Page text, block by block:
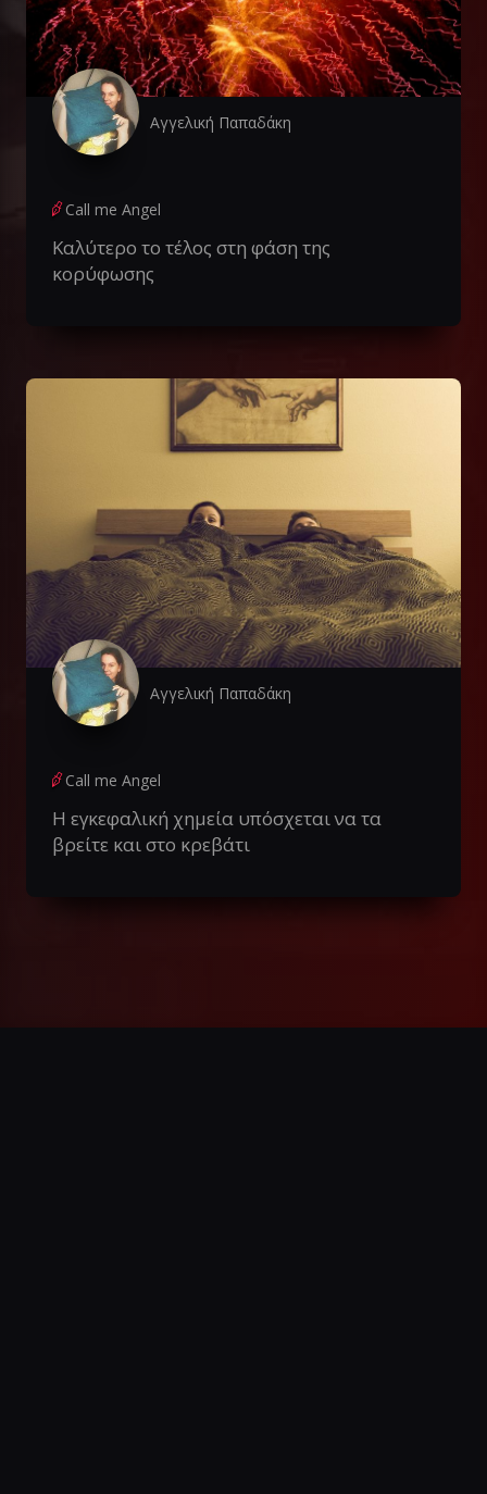
Αγγελική Παπαδάκη
Call me Angel
Καλύτερο το τέλος στη φάση της
κορύφωσης
Αγγελική Παπαδάκη
Call me Angel
Η εγκεφαλική χημεία υπόσχεται να τα
βρείτε και στο κρεβάτι